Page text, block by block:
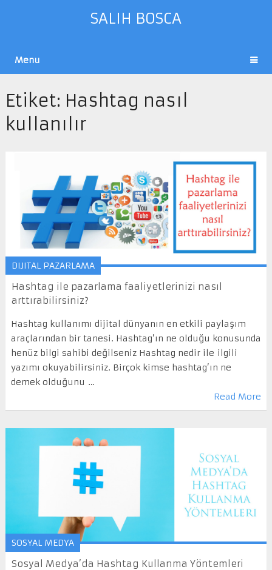
SALIH BOSCA
Menu
Etiket: Hashtag nasıl
kullanılır
DIJITAL PAZARLAMA
Hashtag ile pazarlama faaliyetlerinizi nasıl
arttırabilirsiniz?
Hashtag kullanımı dijital dünyanın en etkili paylaşım
araçlarından bir tanesi. Hashtag’ın ne olduğu konusunda
henüz bilgi sahibi değilseniz Hashtag nedir ile ilgili
yazımı okuyabilirsiniz. Birçok kimse hashtag’ın ne
demek olduğunu …
Read More
SOSYAL MEDYA
Sosyal Medya’da Hashtag Kullanma Yöntemleri